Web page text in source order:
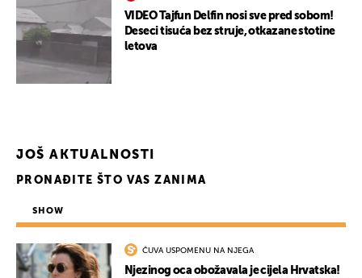
VIDEO Tajfun Delfin nosi sve pred sobom!
Deseci tisuća bez struje, otkazane stotine
letova
JOŠ AKTUALNOSTI
PRONAĐITE ŠTO VAS ZANIMA
SHOW
ČUVA USPOMENU NA NJEGA
Njezinog oca obožavala je cijela Hrvatska!